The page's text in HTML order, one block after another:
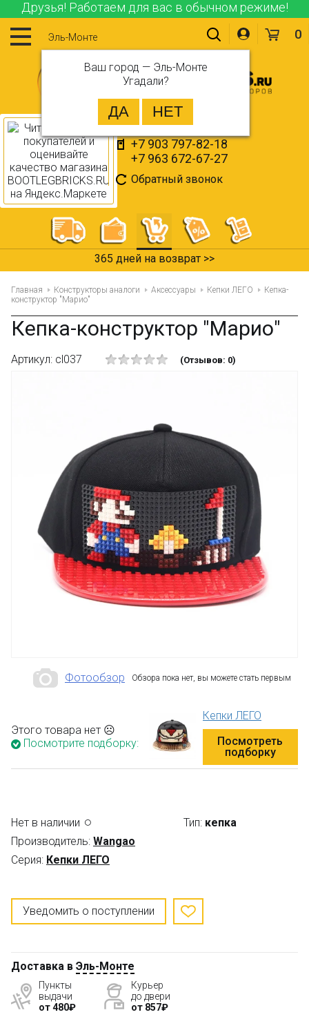
Друзья! Работаем для вас в обычном режиме!
Эль-Монте
Ваш город — Эль-Монте
Угадали?
+7 903 797-82-18
+7 963 672-67-27
Обратный звонок
0
365 дней на возврат >>
Главная Конструкторы аналоги Аксессуары Кепки ЛЕГО
Кепка-
конструктор "Марио"
Кепка-конструктор "Марио"
Артикул: cl037 (Отзывов: 0)
Фотообзор Обзора пока нет, вы можете стать первым
Этого товара нет ☹
Посмотрите подборку:
Кепки ЛЕГО
Посмотреть
подборку
Нет в наличии
Производитель: Wangao
Серия: Кепки ЛЕГО
Тип: кепка
Уведомить о поступлении
Доставка в Эль-Монте
Пункты
выдачи
от 480₽
Курьер
до двери
от 857₽